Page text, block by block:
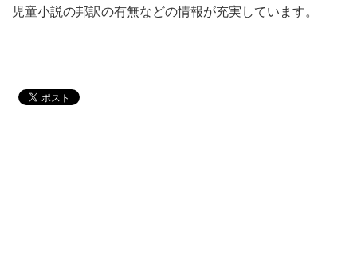
児童小説の邦訳の有無などの情報が充実しています。